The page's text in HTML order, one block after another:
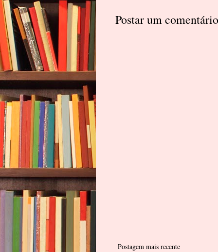
Postar um comentário
Postagem mais recente